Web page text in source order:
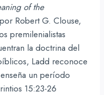
of the
Robert G. Clouse,
premilenialistas
la doctrina del
Ladd reconoce
un período
15:23-26